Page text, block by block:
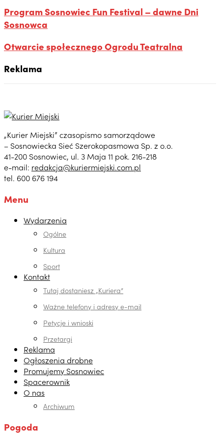
Program Sosnowiec Fun Festival – dawne Dni
Sosnowca
Otwarcie społecznego Ogrodu Teatralna
Reklama
„Kurier Miejski” czasopismo samorządowe
– Sosnowiecka Sieć Szerokopasmowa Sp. z o.o.
41-200 Sosnowiec, ul. 3 Maja 11 pok. 216-218
e-mail: redakcja@kuriermiejski.com.pl
tel. 600 676 194
Menu
Wydarzenia
Ogólne
Kultura
Sport
Kontakt
Tutaj dostaniesz „Kuriera”
Ważne telefony i adresy e-mail
Petycje i wnioski
Przetargi
Reklama
Ogłoszenia drobne
Promujemy Sosnowiec
Spacerownik
O nas
Archiwum
Pogoda